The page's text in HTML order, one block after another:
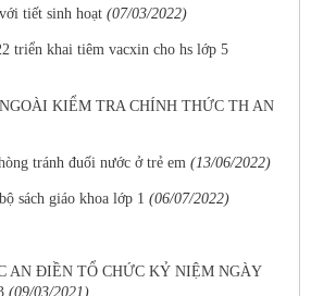
tiết sinh hoạt (07/03/2022)
triển khai tiêm vacxin cho hs lớp 5
KIỂM TRA CHÍNH THỨC TH AN
tránh đuối nước ở trẻ em (13/06/2022)
sách giáo khoa lớp 1 (06/07/2022)
AN ĐIỀN TỔ CHỨC KỶ NIỆM NGÀY
(09/03/2021)